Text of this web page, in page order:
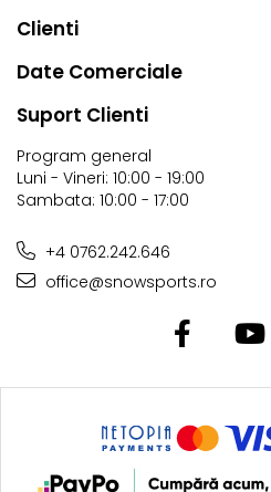
Clienti
Date Comerciale
Suport Clienti
Program general
Luni - Vineri: 10:00 - 19:00
Sambata: 10:00 - 17:00
+4 0762.242.646
office@snowsports.ro